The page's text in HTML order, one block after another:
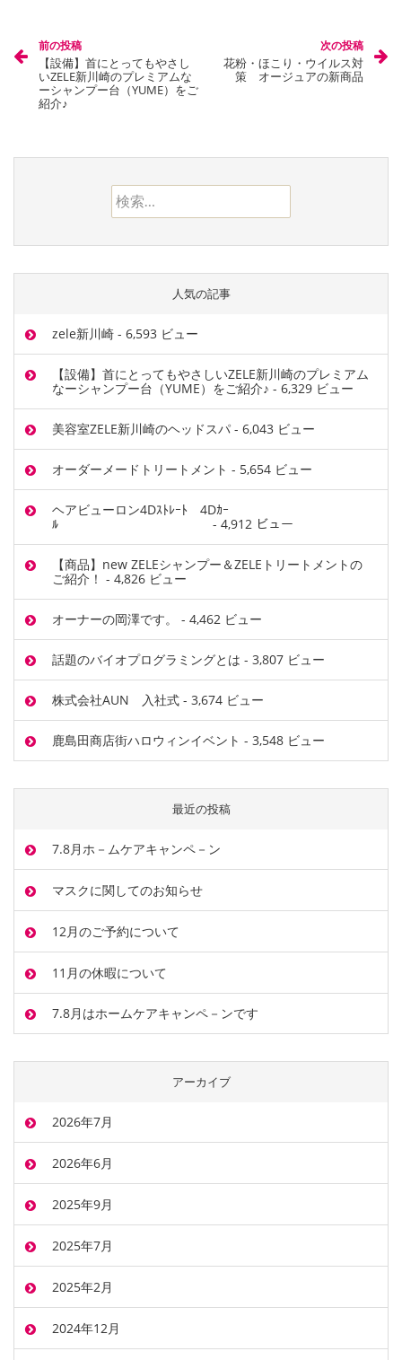
前の投稿
【設備】首にとってもやさし
いZELE新川崎のプレミアムな
ーシャンプー台（YUME）をご
紹介♪
次の投稿
花粉・ほこり・ウイルス対
策 オージュアの新商品
検索:
人気の記事
zele新川崎- 6,593 ビュー
【設備】首にとってもやさしいZELE新川崎のプレミアム
なーシャンプー台（YUME）をご紹介♪ - 6,329 ビュー
美容室ZELE新川崎のヘッドスパ- 6,043 ビュー
オーダーメードトリートメント - 5,654 ビュー
ヘアビューロン4Dｽﾄﾚｰﾄ 4Dｶｰ
ﾙ
- 4,912 ビュー
【商品】new ZELEシャンプー＆ZELEトリートメントの
ご紹介！ - 4,826 ビュー
オーナーの岡澤です。 - 4,462 ビュー
話題のバイオプログラミングとは - 3,807 ビュー
株式会社AUN 入社式- 3,674 ビュー
鹿島田商店街ハロウィンイベント - 3,548 ビュー
最近の投稿
7.8月ホ－ムケアキャンペ－ン
マスクに関してのお知らせ
12月のご予約について
11月の休暇について
7.8月はホームケアキャンペ－ンです
アーカイブ
2026年7月
2026年6月
2025年9月
2025年7月
2025年2月
2024年12月